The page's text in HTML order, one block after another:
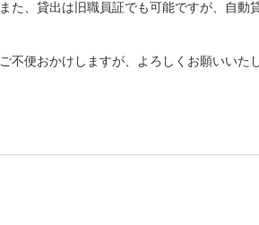
また、貸出は旧職員証でも可能ですが、自動
ご不便おかけしますが、よろしくお願いいたし